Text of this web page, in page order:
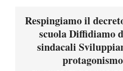
Respingiamo il
scuola Diffidiamo
sindacali